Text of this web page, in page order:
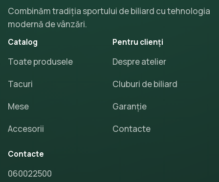
Combinăm tradiția sportului de biliard cu tehnologia
modernă de vânzări.
Catalog
Toate produsele
Tacuri
Mese
Accesorii
Pentru clienți
Despre atelier
Cluburi de biliard
Garanție
Contacte
Contacte
060022500